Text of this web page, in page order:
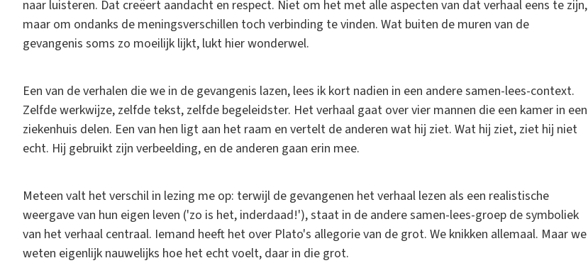
naar luisteren. Dat creëert aandacht en respect. Niet om het met alle aspecten van dat verhaal eens te zijn,
maar om ondanks de meningsverschillen toch verbinding te vinden. Wat buiten de muren van de
gevangenis soms zo moeilijk lijkt, lukt hier wonderwel.
Een van de verhalen die we in de gevangenis lazen, lees ik kort nadien in een andere samen-lees-context.
Zelfde werkwijze, zelfde tekst, zelfde begeleidster. Het verhaal gaat over vier mannen die een kamer in een
ziekenhuis delen. Een van hen ligt aan het raam en vertelt de anderen wat hij ziet. Wat hij ziet, ziet hij niet
echt. Hij gebruikt zijn verbeelding, en de anderen gaan erin mee.
Meteen valt het verschil in lezing me op: terwijl de gevangenen het verhaal lezen als een realistische
weergave van hun eigen leven ('zo is het, inderdaad!'), staat in de andere samen-lees-groep de symboliek
van het verhaal centraal. Iemand heeft het over Plato's allegorie van de grot. We knikken allemaal. Maar we
weten eigenlijk nauwelijks hoe het echt voelt, daar in die grot.